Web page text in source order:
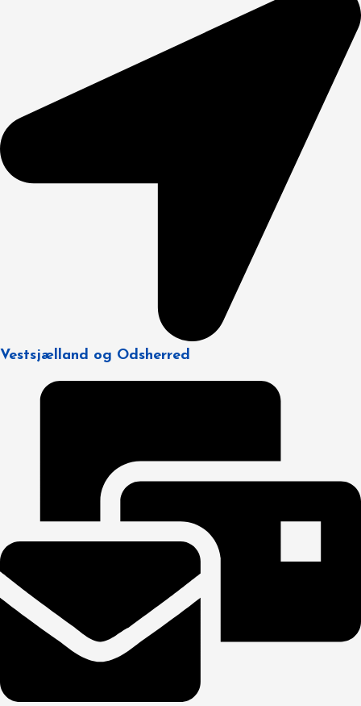
Vestsjælland og Odsherred